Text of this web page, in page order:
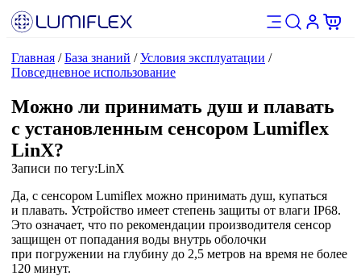
Главная /База знаний /Условия эксплуатации /
Повседневное использование
Можно ли принимать душ и плавать
с установленным сенсором Lumiflex
LinX?
Записи по тегу:LinX
Да, с сенсором Lumiflex можно принимать душ, купаться
и плавать. Устройство имеет степень защиты от влаги IP68.
Это означает, что по рекомендации производителя сенсор
защищен от попадания воды внутрь оболочки
при погружении на глубину до 2,5 метров на время не более
120 минут.